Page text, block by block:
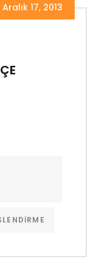
Aralık 17, 2013